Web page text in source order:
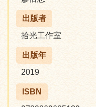
出版者
拾光工作室
出版年
2019
ISBN